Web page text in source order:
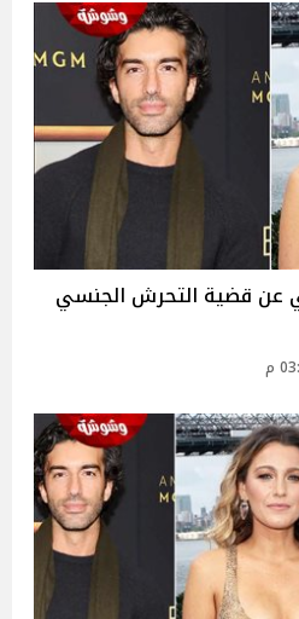
عن قضية التحرش الجنسي